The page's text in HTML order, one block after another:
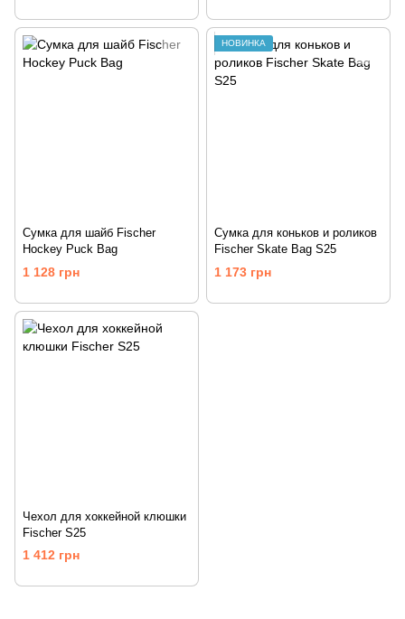
Сумка для шайб Fischer
Hockey Puck Bag
1 128 грн
НОВИНКА
Сумка для коньков и роликов
Fischer Skate Bag S25
1 173 грн
Чехол для хоккейной клюшки
Fischer S25
1 412 грн